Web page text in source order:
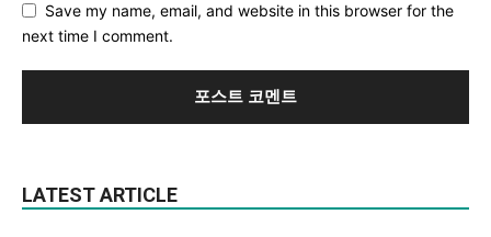
Save my name, email, and website in this browser for the
next time I comment.
LATEST ARTICLE